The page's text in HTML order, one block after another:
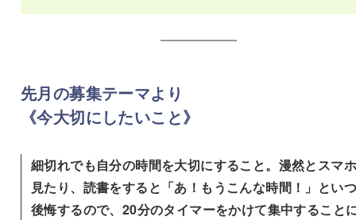
先月の募集テーマより
《今大切にしたいこと》
細切れでも自分の時間を大切にすること。漫然とスマ
見たり、読書をすると「あ！もうこんな時間！」とい
後悔するので、20分のタイマーをかけて集中すること